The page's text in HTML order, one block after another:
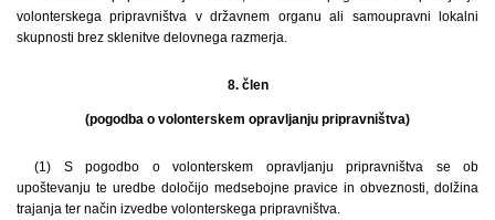
volonterskega pripravništva v državnem organu ali samoupravni lokalni
skupnosti brez sklenitve delovnega razmerja.
8. člen
(pogodba o volonterskem opravljanju pripravništva)
(1) S pogodbo o volonterskem opravljanju pripravništva se ob
upoštevanju te uredbe določijo medsebojne pravice in obveznosti, dolžina
trajanja ter način izvedbe volonterskega pripravništva.